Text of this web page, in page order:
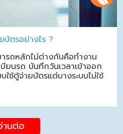
บัตรอย่างไร ?
รถหลักไม่ต่างกันคือทำงาน
ยนรถ บันทึกวันเวลาเข้าออก
ช้ตู้จ่ายบัตรแต่บางระบบไม่ใช้
านต่อ